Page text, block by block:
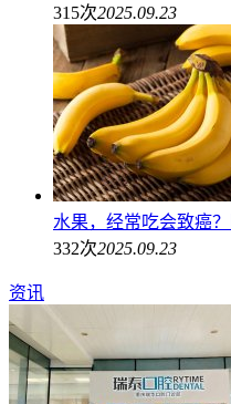
315次2025.09.23
水果，经常吃会致癌
332次2025.09.23
资讯